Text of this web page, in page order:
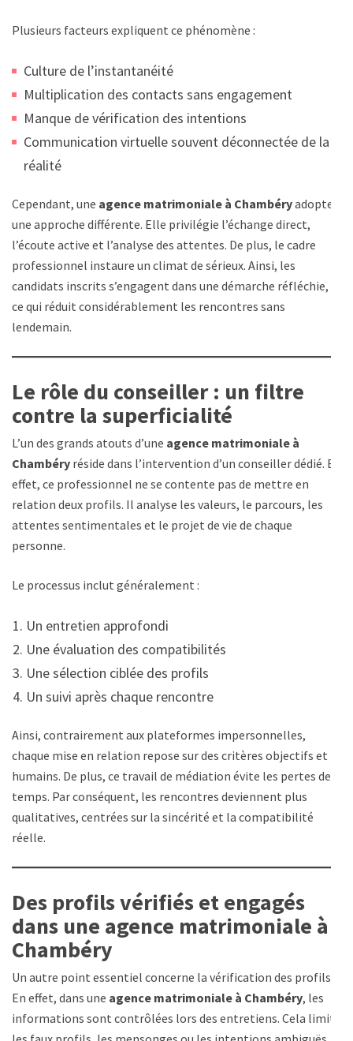
Plusieurs facteurs expliquent ce phénomène :
Culture de l’instantanéité
Multiplication des contacts sans engagement
Manque de vérification des intentions
Communication virtuelle souvent déconnectée de la
réalité
Cependant, une agence matrimoniale à Chambéryadopte
une approche différente. Elle privilégie l’échange direct,
l’écoute active et l’analyse des attentes. De plus, le cadre
professionnel instaure un climat de sérieux. Ainsi, les
candidats inscrits s’engagent dans une démarche réfléchie,
ce qui réduit considérablement les rencontres sans
lendemain.
Le rôle du conseiller : un filtre
contre la superficialité
L’un des grands atouts d’une agence matrimoniale à
Chambéry réside dans l’intervention d’un conseiller dédié. En
effet, ce professionnel ne se contente pas de mettre en
relation deux profils. Il analyse les valeurs, le parcours, les
attentes sentimentales et le projet de vie de chaque
personne.
Le processus inclut généralement :
Un entretien approfondi
Une évaluation des compatibilités
Une sélection ciblée des profils
Un suivi après chaque rencontre
Ainsi, contrairement aux plateformes impersonnelles,
chaque mise en relation repose sur des critères objectifs et
humains. De plus, ce travail de médiation évite les pertes de
temps. Par conséquent, les rencontres deviennent plus
qualitatives, centrées sur la sincérité et la compatibilité
réelle.
Des profils vérifiés et engagés
dans une agence matrimoniale à
Chambéry
Un autre point essentiel concerne la vérification des profils.
En effet, dans une agence matrimoniale à Chambéry, les
informations sont contrôlées lors des entretiens. Cela limite